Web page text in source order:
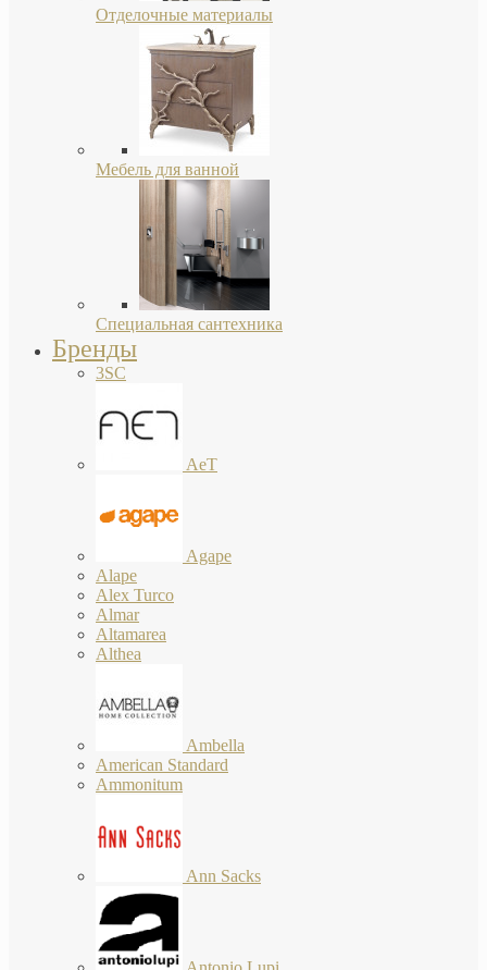
Отделочные материалы
Мебель для ванной
Специальная сантехника
Бренды
3SC
AeT
Agape
Alape
Alex Turco
Almar
Altamarea
Althea
Ambella
American Standard
Ammonitum
Ann Sacks